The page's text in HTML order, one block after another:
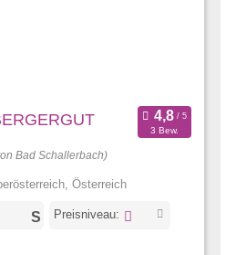
3 Bew.
Bad Schallerbach)
Österreich
Preisniveau: